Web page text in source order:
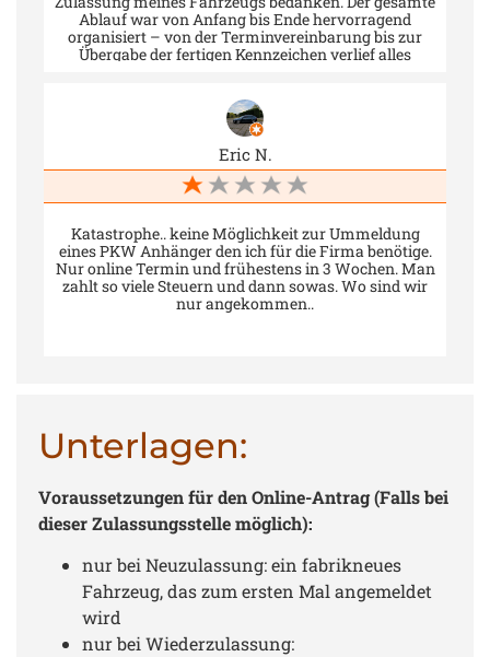
unkompliziert dazwischen schieben kann, wenn
ohnehin nichts los ist! Da muss dringend
nachgebessert werden!
Ablauf war von Anfang bis Ende hervorragend
organisiert – von der Terminvereinbarung bis zur
Übergabe der fertigen Kennzeichen verlief alles
kompetent betreut hat. Ihre Unterstützung hat den
gesamten Prozess besonders angenehm gemacht.
Vielen Dank an das gesamte Team für den
ausgezeichneten Service!
Eric N.
Katastrophe.. keine Möglichkeit zur Ummeldung
eines PKW Anhänger den ich für die Firma benötige.
Nur online Termin und frühestens in 3 Wochen. Man
zahlt so viele Steuern und dann sowas. Wo sind wir
nur angekommen..
Unterlagen:
Voraussetzungen für den Online-Antrag (Falls bei
dieser Zulassungsstelle möglich):
nur bei Neuzulassung: ein fabrikneues
Fahrzeug, das zum ersten Mal angemeldet
wird
nur bei Wiederzulassung: